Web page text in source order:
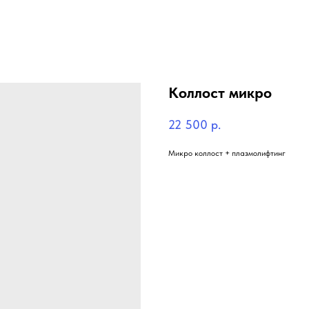
Коллост микро
22 500 р.
Микро коллост + плазмолифтинг